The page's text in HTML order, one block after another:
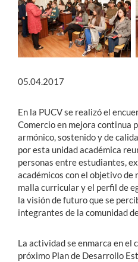
05.04.2017
En la PUCV se realizó el
Comercio en mejora continua
armónico, sostenido y de
por esta unidad académica
personas entre estudiantes,
académicos con el objetivo
malla curricular y el perfil de
la visión de futuro que se
integrantes de la comunidad
La actividad se enmarca en el
próximo Plan de Desarrollo